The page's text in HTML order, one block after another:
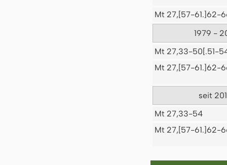
Mt 27,[57-61.]62-
1979 -
Mt 27,33-50[.51-
Mt 27,[57-61.]62-
seit
Mt 27,33-54
Mt 27,[57-61.]62-